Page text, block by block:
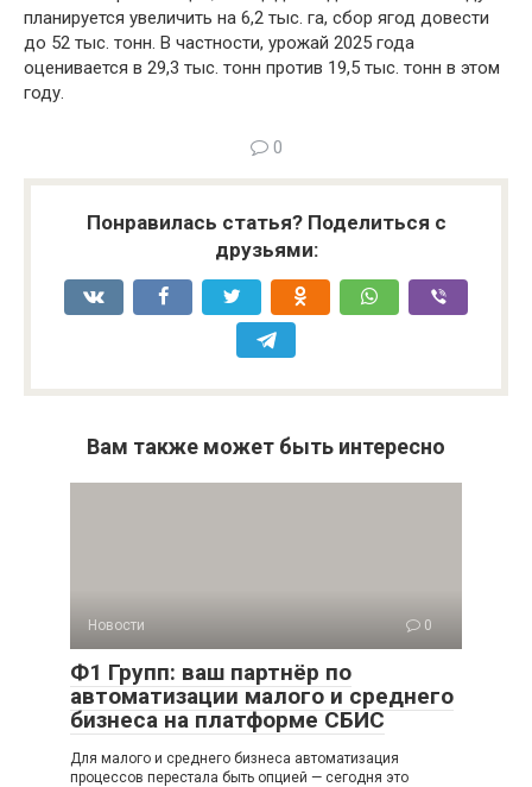
планируется увеличить на 6,2 тыс. га, сбор ягод довести
до 52 тыс. тонн. В частности, урожай 2025 года
оценивается в 29,3 тыс. тонн против 19,5 тыс. тонн в этом
году.
0
Понравилась статья? Поделиться с
друзьями:
Вам также может быть интересно
Новости 0
Ф1 Групп: ваш партнёр по
автоматизации малого и среднего
бизнеса на платформе СБИС
Для малого и среднего бизнеса автоматизация
процессов перестала быть опцией — сегодня это